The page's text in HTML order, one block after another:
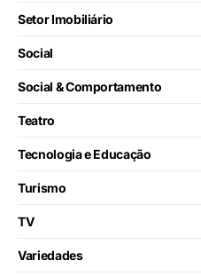
Setor Imobiliário
Social
Social & Comportamento
Teatro
Tecnologia e Educação
Turismo
TV
Variedades